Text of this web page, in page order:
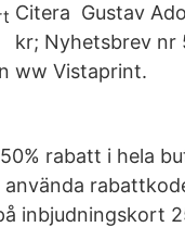
Citera Gustav
kr; Nyhetsbrev nr
ww Vistaprint.
rabatt i hela
inbjudningskort